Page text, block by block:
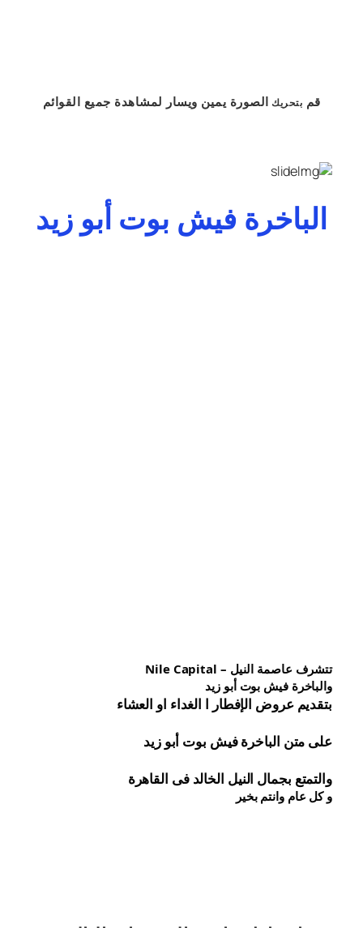
قم بتحريك الصورة يمين ويسار لمشاهدة جميع القوائم
الباخرة فيش بوت أبو زيد
تتشرف عاصمة النيل – Nile Capital
والباخرة فيش بوت أبو زيد
بتقديم عروض الإفطار ا الغداء او العشاء
على متن الباخرة فيش بوت أبو زيد
والتمتع بجمال النيل الخالد فى القاهرة
و كل عام وانتم بخير